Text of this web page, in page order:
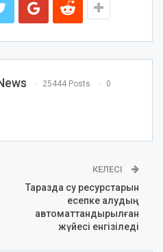
25444 Posts 0
КЕЛЕСІ
Таразда су ресурстарын
есепке алудың
автоматтандырылған
жүйесі енгізіледі